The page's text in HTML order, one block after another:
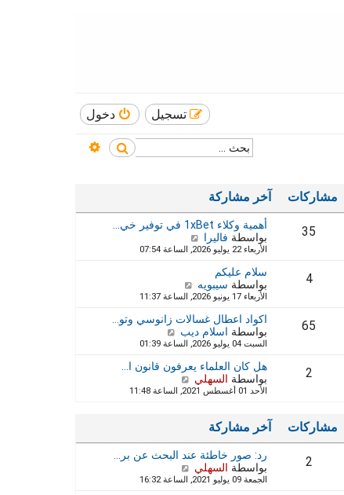
دخول تسجيل
بحث
مشاركات آخر مشاركة
35
أهمية وكلاء 1xBet في توفير خي…
بواسطة فاليرا
ا
آ
خ
ر
ش
ر
ك
ة
الأربعاء 22 يوليو 2026, الساعة 07:54
4
سلام عليكم
بواسطة سيبويه
ا
د
آ
خ
ر
م
ش
الأربعاء 17 يونيو 2026, الساعة 11:37
65
اكواد اعطال غسالات زانوسي وتو…
بواسطة اسلام ديب
ا
د
آ
خ
ا
ر
ة
السبت 04 يوليو 2026, الساعة 01:39
2
هل كان العلماء يعرفون قانون ا…
بواسطة السهلي
ا
خ
ر
ش
الأحد 01 أغسطس 2021, الساعة 11:48
مشاركات آخر مشاركة
2
رد: صور خاطئة عند البحث عن بر…
بواسطة السهلي
ا
الجمعة 09 يوليو 2021, الساعة 16:32